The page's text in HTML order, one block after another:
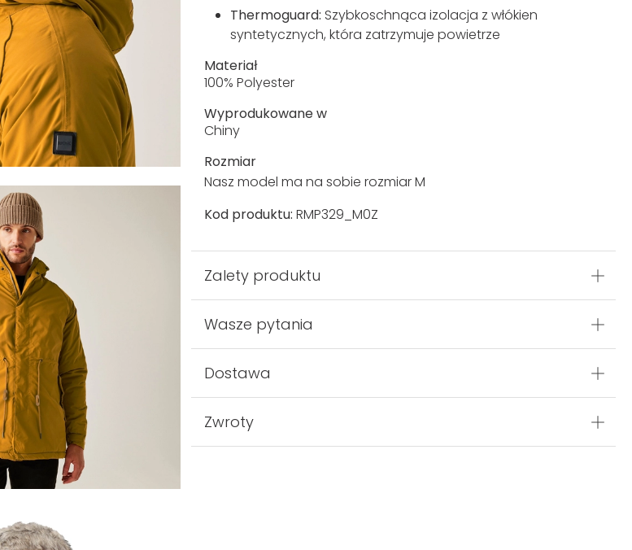
Thermoguard: Szybkoschnąca izolacja z włókien
syntetycznych, która zatrzymuje powietrze
Materiał
100% Polyester
Wyprodukowane w
Chiny
Rozmiar
Nasz model ma na sobie rozmiar M
Kod produktu: RMP329_M0Z
Zalety produktu
Wasze pytania
Dostawa
Zwroty